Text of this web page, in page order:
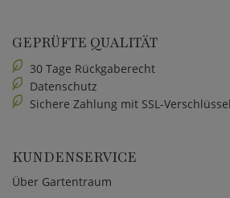
GEPRÜFTE QUALITÄT
30 Tage Rückgaberecht
Datenschutz
Sichere Zahlung mit SSL-
KUNDENSERVICE
Über Gartentraum